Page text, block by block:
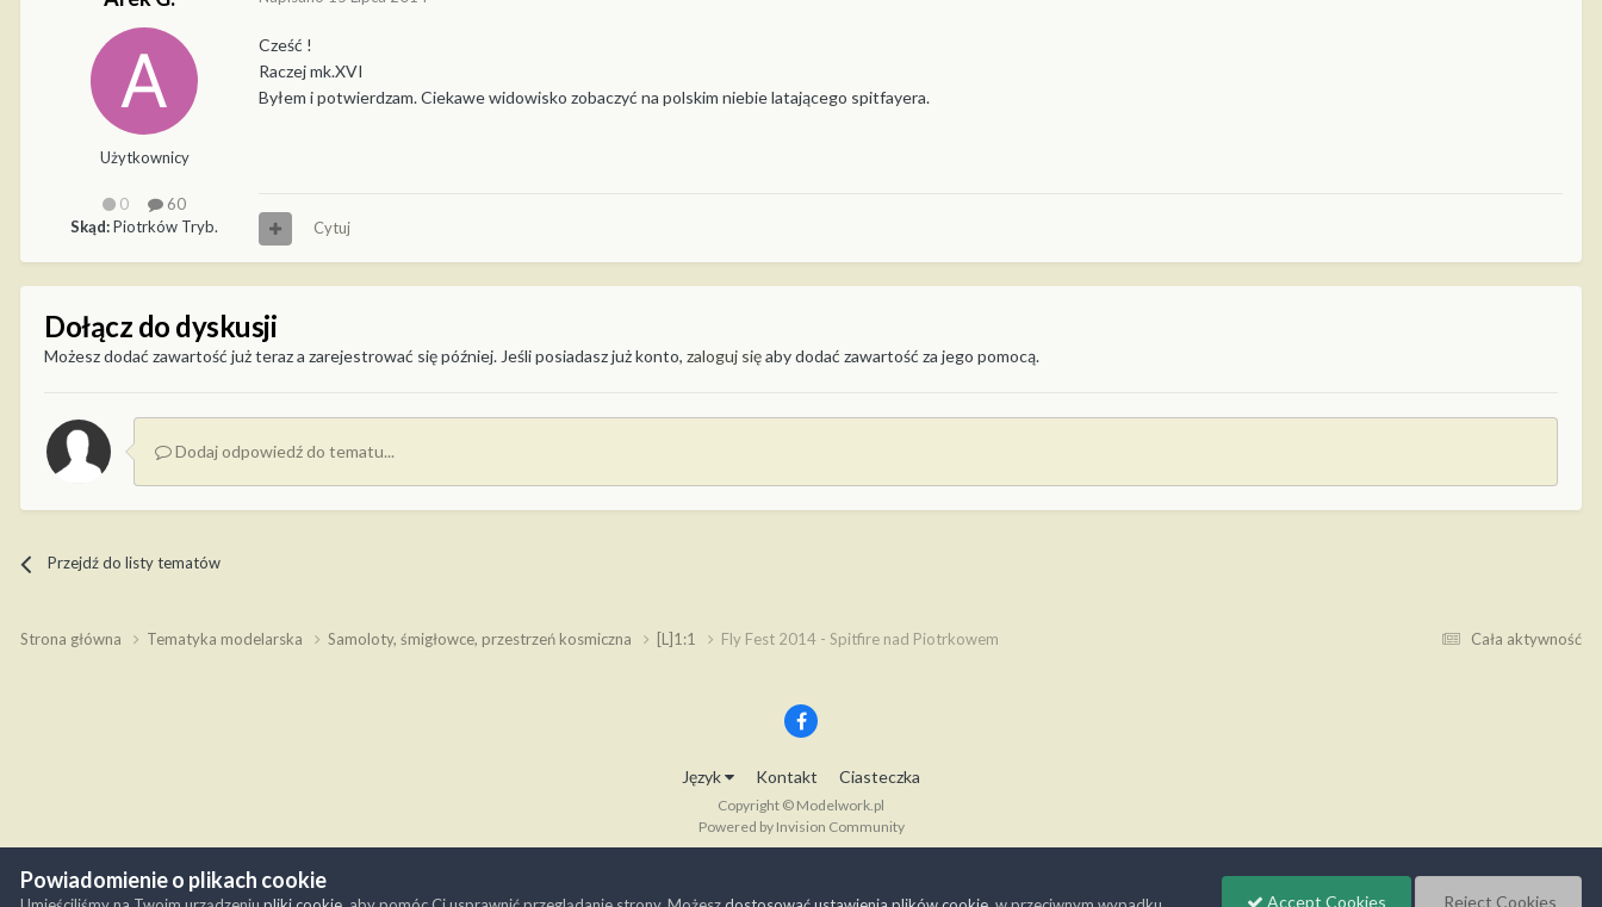
Użytkownicy
0
60
Skąd:Piotrków Tryb.
Cześć !
Raczej mk.XVI
Byłem i potwierdzam. Ciekawe widowisko zobaczyć na polskim niebie latającego spitfayera.
Cytuj
Dołącz do dyskusji
Możesz dodać zawartość już teraz a zarejestrować się później. Jeśli posiadasz już konto, zaloguj sięaby dodać zawartość za jego pomocą.
Dodaj odpowiedź do tematu...
Przejdź do listy tematów
Cała aktywność
Strona główna Tematyka modelarska Samoloty, śmigłowce, przestrzeń kosmiczna [L]1:1 Fly Fest 2014 - Spitfire nad Piotrkowem
Język Kontakt Ciasteczka
Copyright © Modelwork.pl
Powered by Invision Community
Powiadomienie o plikach cookie
Accept Cookies Reject Cookies